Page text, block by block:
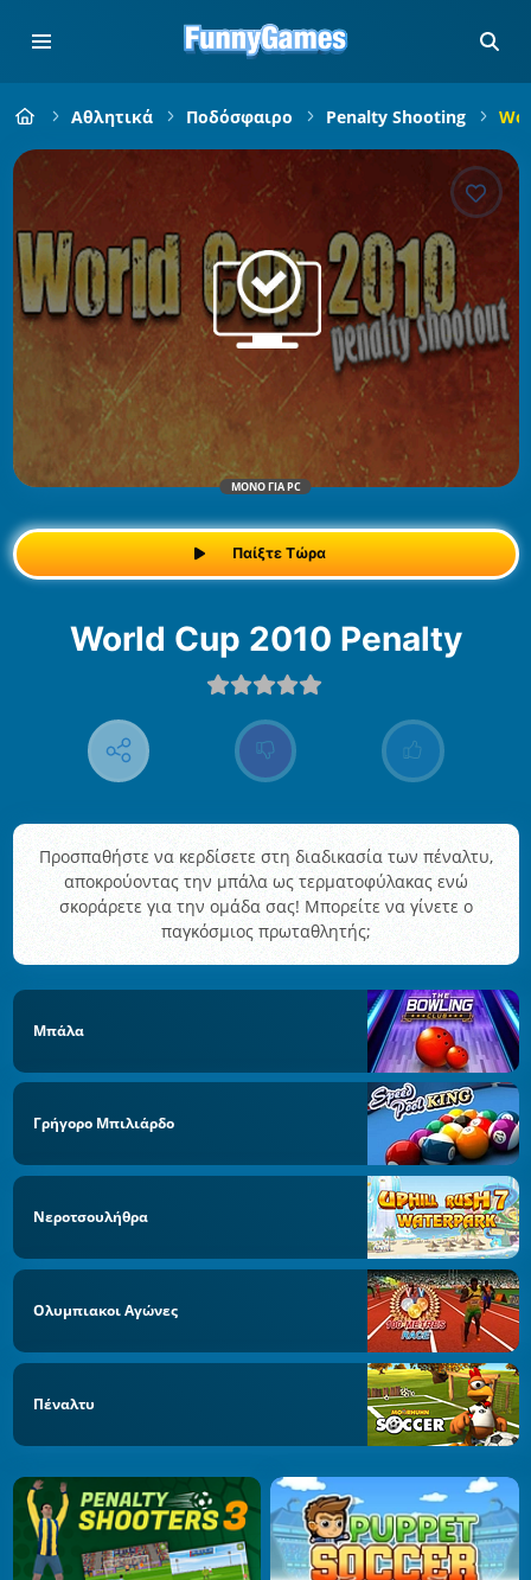
Αθλητικά Ποδόσφαιρο Penalty Shooting
ΜΌΝΟ ΓΙΑ PC
Παίξτε Τώρα
World Cup 2010 Penalty
Προσπαθήστε να κερδίσετε στη διαδικασία των πέναλτυ,
αποκρούοντας την μπάλα ως τερματοφύλακας ενώ
σκοράρετε για την ομάδα σας! Μπορείτε να γίνετε ο
παγκόσμιος πρωταθλητής;
Μπάλα
Γρήγορο Μπιλιάρδο
Νεροτσουλήθρα
Ολυμπιακοι Αγώνες
Πέναλτυ